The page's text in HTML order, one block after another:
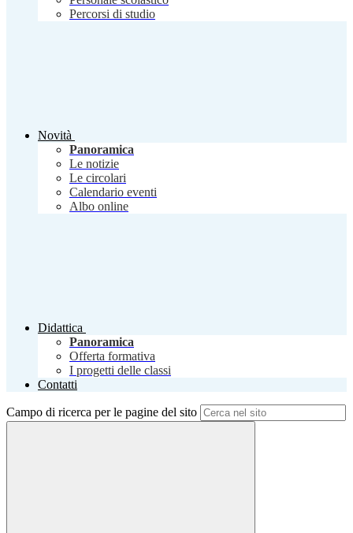
Percorsi di studio
Novità
Panoramica
Le notizie
Le circolari
Calendario eventi
Albo online
Didattica
Panoramica
Offerta formativa
I progetti delle classi
Contatti
Campo di ricerca per le pagine del sito